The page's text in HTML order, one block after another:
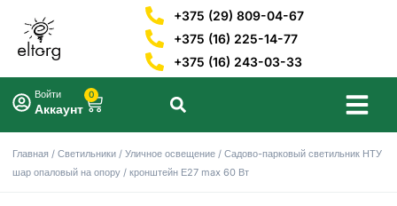
+375 (29) 809-04-67
+375 (16) 225-14-77
+375 (16) 243-03-33
Войти
Аккаунт
0
Главная / Светильники / Уличное освещение / Садово-парковый светильник НТУ
шар опаловый на опору / кронштейн Е27 max 60 Вт